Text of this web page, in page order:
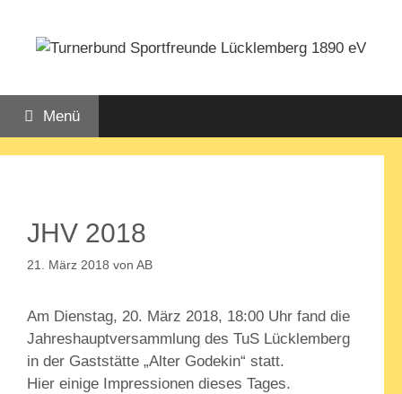
springen
Menü
JHV 2018
21. März 2018 von AB
Am Dienstag, 20. März 2018, 18:00 Uhr fand die
Jahreshauptversammlung des TuS Lücklemberg
in der Gaststätte „Alter Godekin“ statt.
Hier einige Impressionen dieses Tages.